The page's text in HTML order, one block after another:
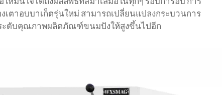
ตาอบบาเก็ตรุ่นใหม่ สามารถเปลี่ยนแปลงกระบวนการ
ะดับคุณภาพผลิตภัณฑ์ขนมปังให้สูงขึ้นไปอีก